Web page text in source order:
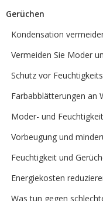
Gerüchen
Kondensation
Vermeiden Sie Moder
Schutz vor
Farbabblätterungen an
Moder- und
Vorbeugung und
Feuchtigkeit und
Energiekosten
Was tun gegen